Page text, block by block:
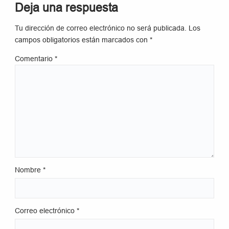
Deja una respuesta
Tu dirección de correo electrónico no será publicada. Los
campos obligatorios están marcados con*
Comentario*
Nombre*
Correo electrónico*